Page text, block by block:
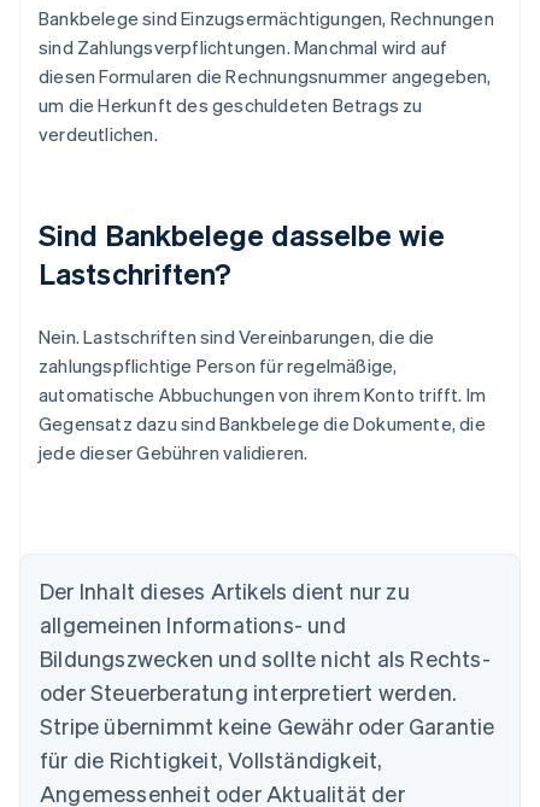
Bankbelege sind Einzugsermächtigungen, Rechnungen
sind Zahlungsverpflichtungen. Manchmal wird auf
diesen Formularen die Rechnungsnummer angegeben,
um die Herkunft des geschuldeten Betrags zu
verdeutlichen.
Sind Bankbelege dasselbe wie
Lastschriften?
Nein. Lastschriften sind Vereinbarungen, die die
zahlungspflichtige Person für regelmäßige,
automatische Abbuchungen von ihrem Konto trifft. Im
Gegensatz dazu sind Bankbelege die Dokumente, die
jede dieser Gebühren validieren.
Der Inhalt dieses Artikels dient nur zu
allgemeinen Informations- und
Bildungszwecken und sollte nicht als Rechts-
oder Steuerberatung interpretiert werden.
Stripe übernimmt keine Gewähr oder Garantie
für die Richtigkeit, Vollständigkeit,
Angemessenheit oder Aktualität der
Australien
English
Nederlands FrançaisDeutschEnglish
Brasilien
English